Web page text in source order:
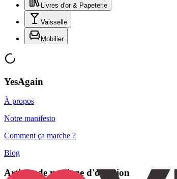
Livres d'or & Papeterie
Vaisselle
Mobilier
YesAgain
À propos
Notre manifesto
Comment ça marche ?
Blog
Articles de mariage d'occasion